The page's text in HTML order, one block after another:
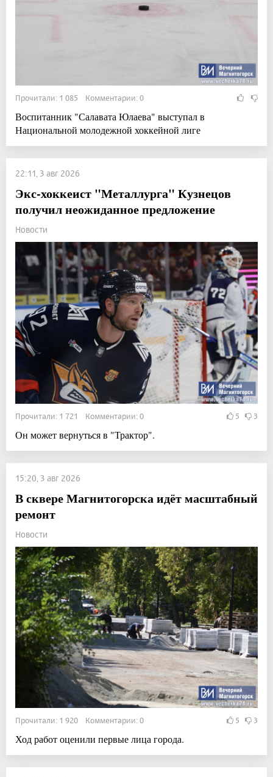
Прочитали: 1 085 Комментарии: 0
Воспитанник "Салавата Юлаева" выступал в
Национальной молодежной хоккейной лиге
22:11, 3 авг 2026
Экс-хоккеист "Металлурга" Кузнецов
получил неожиданное предложение
Новости
Прочитали: 1 721 Комментарии: 0 5 3
Он может вернуться в "Трактор".
15:20, 3 авг 2026
В сквере Магнитогорска идёт масштабный
ремонт
Новости
Прочитали: 1 920 Комментарии: 0 5 3
Ход работ оценили первые лица города.